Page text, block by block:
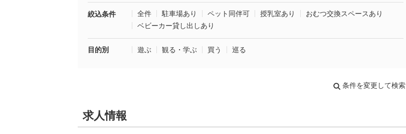
絞込条件 全件 駐車場あり ペット同伴可 授乳室あり
おむつ交換スペースあり
ベビーカー貸し出しあり
目的別 遊ぶ 観る・学ぶ 買う 巡る
条件を変更して検索
求人情報